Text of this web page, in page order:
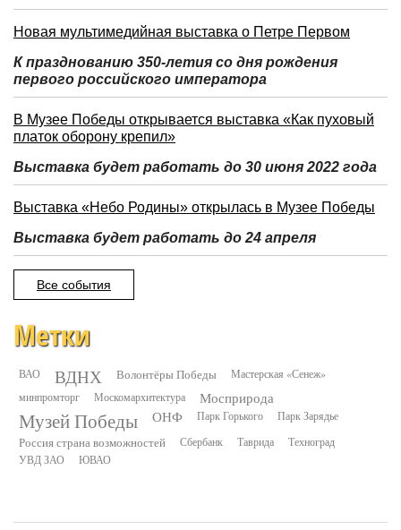
Новая мультимедийная выставка о Петре Первом
К празднованию 350-летия со дня рождения
первого российского императора
В Музее Победы открывается выставка «Как пуховый
платок оборону крепил»
Выставка будет работать до 30 июня 2022 года
Выставка «Небо Родины» открылась в Музее Победы
Выставка будет работать до 24 апреля
Все события
Метки
ВАО ВДНХ Волонтёры Победы
Мастерская «Сенеж»
минпромторг
Москомархитектура Мосприрода
Музей Победы ОНФ Парк Горького Парк Зарядье
Россия страна возможностей Сбербанк Таврида
Техноград
УВД ЗАО
ЮВАО